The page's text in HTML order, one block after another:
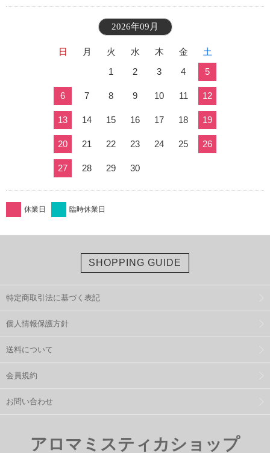
2026年09月
日 月 火 水 木 金
土
1
2 3 4 5
6 7 8 9 10 11 12
13 14 15 16 17 18 19
20 21 22 23 24 25 26
27 28 29 30
休業日 臨時休業日
SHOPPING GUIDE
特定商取引法に基づく表記
個人情報保護方針
送料について
会員規約
お問い合わせ
アロマミスティカショップ